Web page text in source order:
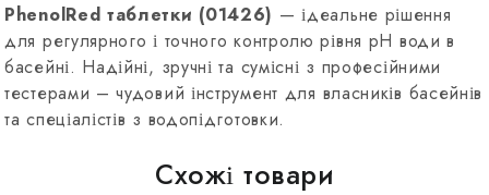
PhenolRed таблетки (01426) — ідеальне рішення
для регулярного і точного контролю рівня pH води в
басейні. Надійні, зручні та сумісні з професійними
тестерами – чудовий інструмент для власників басейнів
та спеціалістів з водопідготовки.
Схожі товари